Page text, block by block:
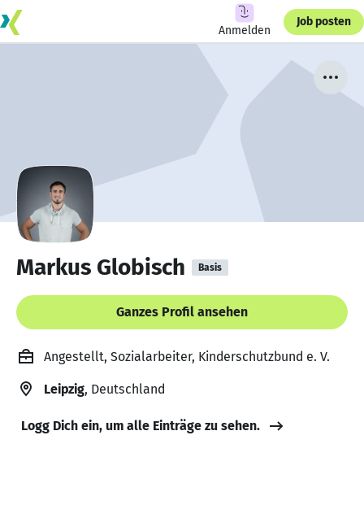
Anmelden
Job posten
Markus Globisch Basis
Ganzes Profil ansehen
Angestellt, Sozialarbeiter, Kinderschutzbund e. V.
Leipzig, Deutschland
Logg Dich ein, um alle Einträge zu sehen.